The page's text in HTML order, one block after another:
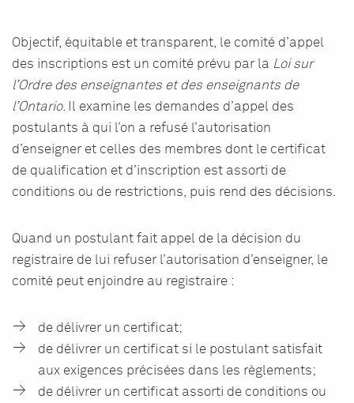
Objectif, équitable et transparent, le comité d’appel
des inscriptions est un comité prévu par la Loi sur
l’Ordre des enseignantes et des enseignants de
l’Ontario. Il examine les demandes d’appel des
postulants à qui l’on a refusé l’autorisation
d’enseigner et celles des membres dont le certificat
de qualification et d’inscription est assorti de
conditions ou de restrictions, puis rend des décisions.
Quand un postulant fait appel de la décision du
registraire de lui refuser l’autorisation d’enseigner, le
comité peut enjoindre au registraire :
de délivrer un certificat;
de délivrer un certificat si le postulant satisfait
aux exigences précisées dans les règlements;
de délivrer un certificat assorti de conditions ou